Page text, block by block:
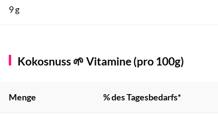
9 g
Kokosnuss 🌱 Vitamine (pro 100g)
Menge % des Tagesbedarfs*